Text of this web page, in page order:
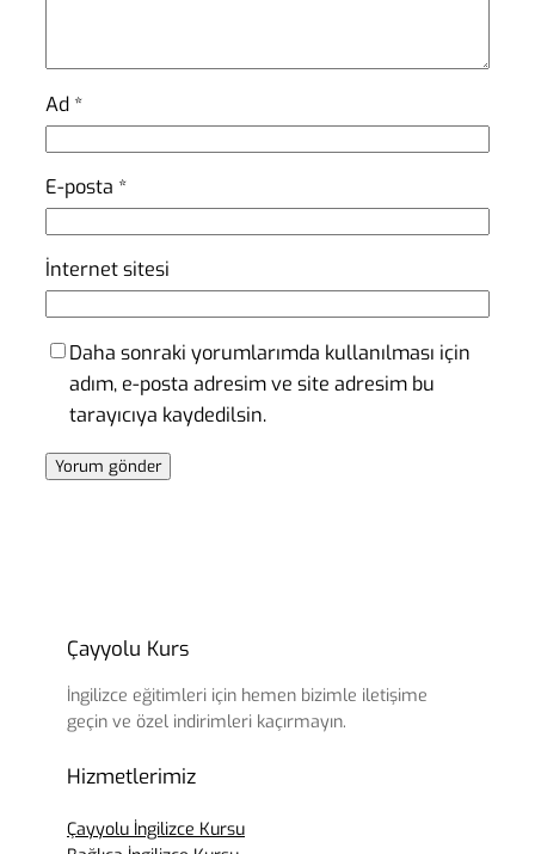
Ad *
E-posta *
İnternet sitesi
Daha sonraki yorumlarımda kullanılması için
adım, e-posta adresim ve site adresim bu
tarayıcıya kaydedilsin.
Çayyolu Kurs
İngilizce eğitimleri için hemen bizimle iletişime
geçin ve özel indirimleri kaçırmayın.
Hizmetlerimiz
Çayyolu İngilizce Kursu